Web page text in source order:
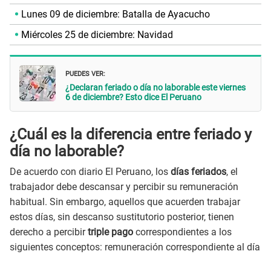
Lunes 09 de diciembre: Batalla de Ayacucho
Miércoles 25 de diciembre: Navidad
PUEDES VER:
¿Declaran feriado o día no laborable este viernes
6 de diciembre? Esto dice El Peruano
¿Cuál es la diferencia entre feriado y
día no laborable?
De acuerdo con diario El Peruano, los días feriados, el
trabajador debe descansar y percibir su remuneración
habitual. Sin embargo, aquellos que acuerden trabajar
estos días, sin descanso sustitutorio posterior, tienen
derecho a percibirtriple pago correspondientes a los
siguientes conceptos: remuneración correspondiente al día